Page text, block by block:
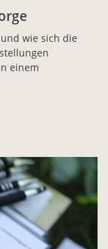
wie sich die
einem